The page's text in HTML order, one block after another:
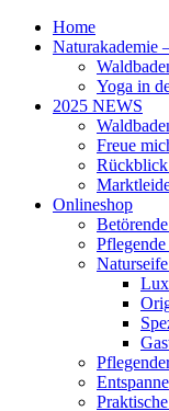
Home
Naturakademie
Yoga in
2025 NEWS
Freue
Onlineshop